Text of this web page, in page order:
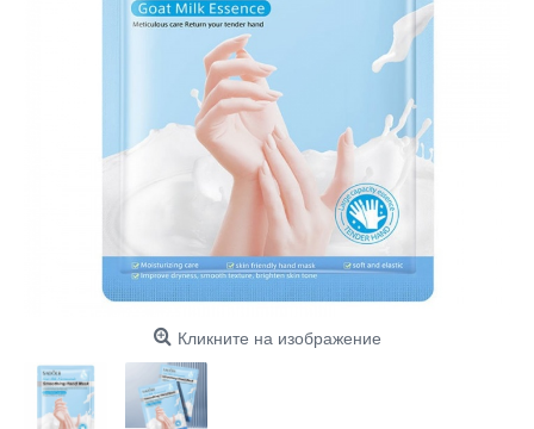
Кликните на изображение